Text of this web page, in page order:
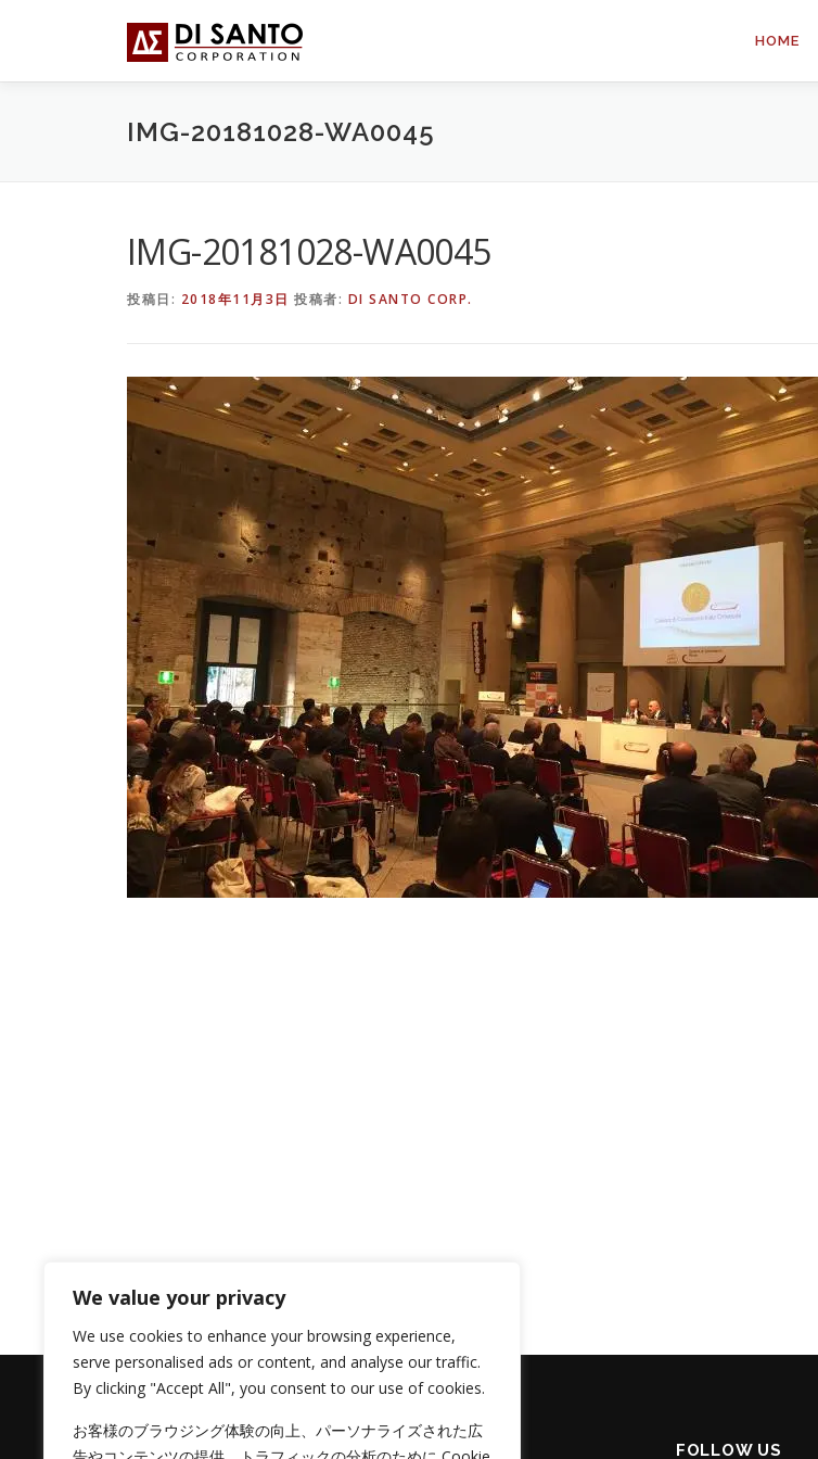
We value your privacy
We use cookies to enhance your browsing experience,
serve personalised ads or content, and analyse our traffic.
By clicking "Accept All", you consent to our use of cookies.
お客様のブラウジング体験の向上、パーソナライズされた広
ン
HOME
IMG-20181028-WA0045
IMG-20181028-WA0045
投稿日: 2018年11月3日 投稿者: DI SANTO CORP.
FOLLOW US